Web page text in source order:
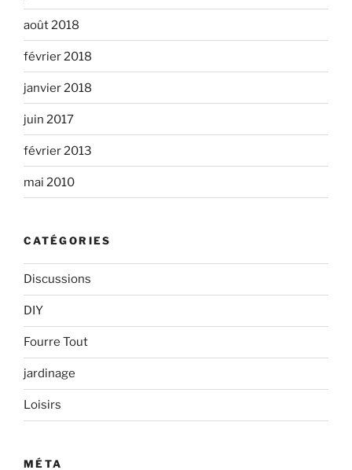
août 2018
février 2018
janvier 2018
juin 2017
février 2013
mai 2010
CATÉGORIES
Discussions
DIY
Fourre Tout
jardinage
Loisirs
MÉTA